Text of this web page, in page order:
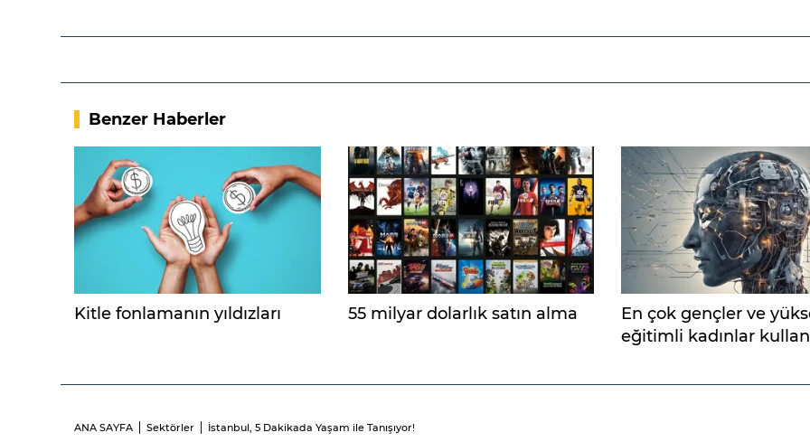
Benzer Haberler
Kitle fonlamanın yıldızları 55 milyar dolarlık satın alma
En çok gençler ve
eğitimli kadınlar
ANA SAYFA Sektörler İstanbul, 5 Dakikada Yaşam ile Tanışıyor!